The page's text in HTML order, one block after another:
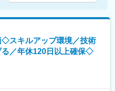
◇スキルアップ環境／技術
／年休120日以上確保◇